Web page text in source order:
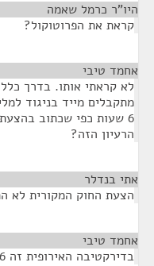
היו"ר כרמל שאמה
קראת את הפרוטוקול?
אחמד טיבי
לא קראתי אותו. בדרך
6 שעות כפי שכתוב
הרעיון הזה?
אתי בנדלר
הצעת החוק המקורית לא
אחמד טיבי
בדירקטיבה האירופית זה 6 שעות.